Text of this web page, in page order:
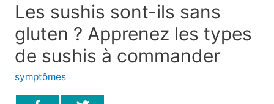
Les sushis sont-ils sans
gluten ? Apprenez les types
de sushis à commander
symptômes